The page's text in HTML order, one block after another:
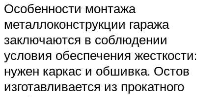
Особенности монтажа
металлоконструкции гаража
заключаются в соблюдении
условия обеспечения жесткости:
нужен каркас и обшивка. Остов
изготавливается из прокатного